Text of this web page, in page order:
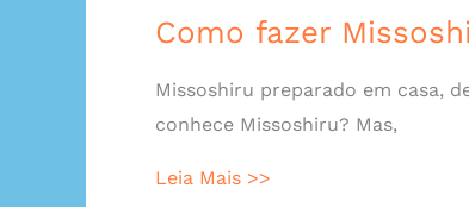
Como fazer
Missoshiru preparado em casa,
conhece Missoshiru? Mas,
Leia Mais >>